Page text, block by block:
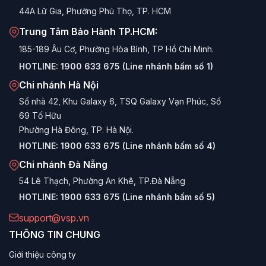
(BSOD) khi chạy tác vụ siêu nặng.
Ưu điểm nổi bật của RAM DDR5 VSP
Xung nhịp (Bus) cực khủng:
Khởi điểm từ mức 4800MHz và
băng thông khổng lồ giúp loại bỏ hoàn toàn hiện tượng thắt
cổ chai dữ liệu.
Hỗ trợ công nghệ ép xung tự động:
với các chuẩn ép xung Intel XMP 3.0 và AMD EXPO, giúp
người dùng đạt tốc độ tối đa chỉ với một cú click chuột trong
Thiết kế tản nhiệt cao cấp:
(Heatsink) bằng hợp kim nhôm nguyên khối, giúp duy trì nhiệt
độ lý tưởng ngay cả khi linh kiện bị ép xung trong thời gian
Linh kiện tuyển chọn:
xuất hàng đầu thế giới (như SK Hynix, Micron, Samsung),
đảm bảo vòng đời sản phẩm bền bỉ.
44A Lữ Gia, Phường Phú Thọ, TP. HCM
Trung Tâm Bảo Hành TP.HCM:
185-189 Âu Cơ, Phường Hòa Bình, TP Hồ Chí Minh.
HOTLINE: 1900 633 675 (Line nhánh bấm số 1)
Chi nhánh Hà Nội
Số nhà 42, Khu Galaxy 6, TSQ Galaxy Vạn Phúc, Số
69 Tố Hữu
Phường Hà Đông, TP. Hà Nội.
HOTLINE: 1900 633 675 (Line nhánh bấm số 4)
Chi nhánh Đà Nẵng
54 Lê Thạch, Phường An Khê, TP.Đà Nẵng
HOTLINE: 1900 633 675 (Line nhánh bấm số 5)
support@vsp.vn
THÔNG TIN CHUNG
Giới thiệu công ty